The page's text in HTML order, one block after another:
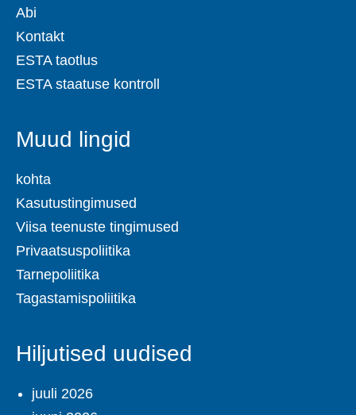
Abi
Kontakt
ESTA taotlus
ESTA staatuse kontroll
Muud lingid
kohta
Kasutustingimused
Viisa teenuste tingimused
Privaatsuspoliitika
Tarnepoliitika
Tagastamispoliitika
Hiljutised uudised
juuli 2026